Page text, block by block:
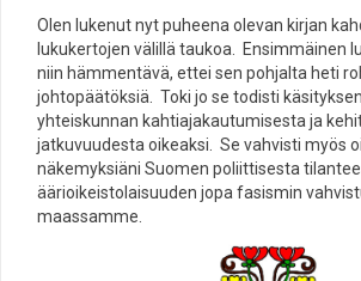
Olen lukenut nyt puheena olevan kirjan
lukukertojen välillä taukoa. Ensimmäinen
niin hämmentävä, ettei sen pohjalta heti
johtopäätöksiä. Toki jo se todisti
yhteiskunnan kahtiajakautumisesta ja
jatkuvuudesta oikeaksi. Se vahvisti myös
näkemyksiäni Suomen poliittisesta
äärioikeistolaisuuden jopa fasismin
maassamme.